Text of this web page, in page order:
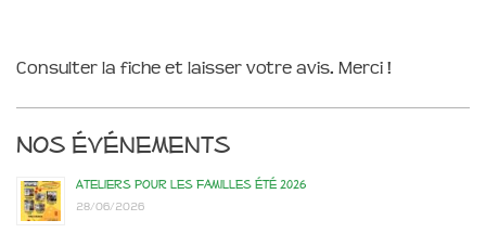
Consulter la fiche et laisser votre avis. Merci !
Nos événements
Ateliers pour les familles été 2026
28/06/2026